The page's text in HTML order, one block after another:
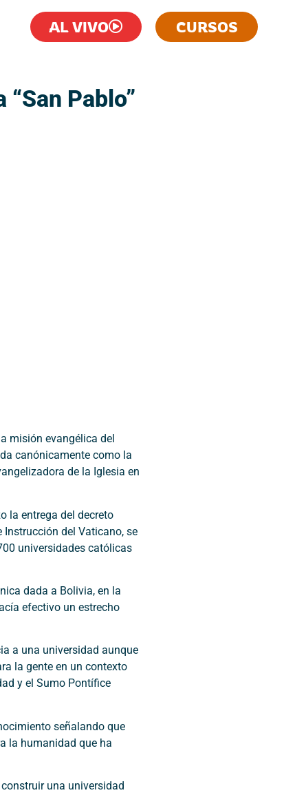
AL VIVO CURSOS
Pablo”
misión evangélica del
canónicamente como la
de la Iglesia en
la entrega del decreto
del Vaticano, se
universidades católicas
dada a Bolivia, en la
efectivo un estrecho
a una universidad aunque
la gente en un contexto
y el Sumo Pontífice
señalando que
la humanidad que ha
una universidad